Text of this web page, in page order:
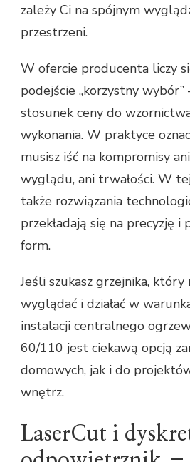
zależy Ci na spójnym
przestrzeni.
W ofercie producenta liczy
podejście „korzystny
stosunek ceny do
wykonania. W praktyce
musisz iść na kompromisy
wyglądu, ani trwałości. W
także rozwiązania
przekładają się na precyzję i
form.
Jeśli szukasz grzejnika,
wyglądać i działać w
instalacji centralnego
60/110 jest ciekawą opcją
domowych, jak i do
wnętrz.
LaserCut i